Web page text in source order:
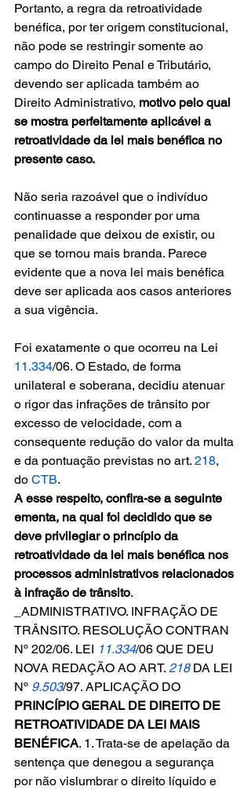
Portanto, a regra da retroatividade
benéfica, por ter origem constitucional,
não pode se restringir somente ao
campo do Direito Penal e Tributário,
devendo ser aplicada também ao
Direito Administrativo, motivo pelo qual
se mostra perfeitamente aplicável a
retroatividade da lei mais benéfica no
presente caso.
Não seria razoável que o indivíduo
continuasse a responder por uma
penalidade que deixou de existir, ou
que se tornou mais branda. Parece
evidente que a nova lei mais benéfica
deve ser aplicada aos casos anteriores
a sua vigência.
Foi exatamente o que ocorreu na Lei
11.334/06. O Estado, de forma
unilateral e soberana, decidiu atenuar
o rigor das infrações de trânsito por
excesso de velocidade, com a
consequente redução do valor da multa
e da pontuação previstas no art. 218,
do CTB.
A esse respeito, confira-se a seguinte
ementa, na qual foi decidido que se
deve privilegiar o princípio da
retroatividade da lei mais benéfica nos
processos administrativos relacionados
à infração de trânsito.
_ADMINISTRATIVO. INFRAÇÃO DE
TRÂNSITO. RESOLUÇÃO CONTRAN
Nº 202/06. LEI 11.334/06 QUE DEU
NOVA REDAÇÃO AO ART. 218 DA LEI
Nº 9.503/97. APLICAÇÃO DO
PRINCÍPIO GERAL DE DIREITO DE
RETROATIVIDADE DA LEI MAIS
BENÉFICA. 1. Trata-se de apelação da
sentença que denegou a segurança
por não vislumbrar o direito líquido e